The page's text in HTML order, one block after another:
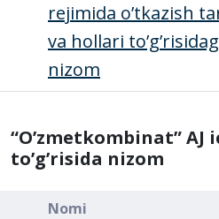
rejimida o’tkazish
va hollari
nizom
“O’zmetkombinat”
to’g’risida nizom
Nomi